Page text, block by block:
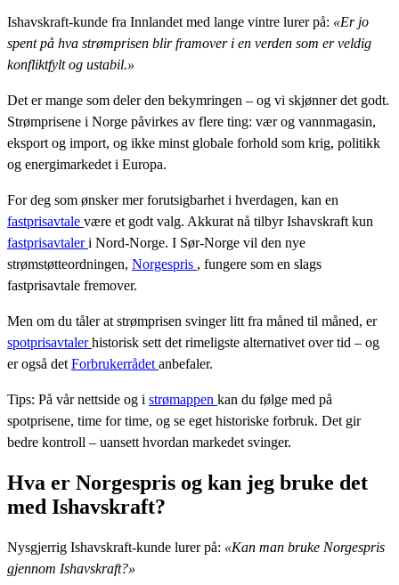
Ishavskraft-kunde fra Innlandet med lange vintre lurer på: «Er jo
spent på hva strømprisen blir framover i en verden som er veldig
konfliktfylt og ustabil.»
Det er mange som deler den bekymringen – og vi skjønner det godt.
Strømprisene i Norge påvirkes av flere ting: vær og vannmagasin,
eksport og import, og ikke minst globale forhold som krig, politikk
og energimarkedet i Europa.
For deg som ønsker mer forutsigbarhet i hverdagen, kan en
fastprisavtale være et godt valg. Akkurat nå tilbyr Ishavskraft kun
fastprisavtaler i Nord-Norge. I Sør-Norge vil den nye
strømstøtteordningen, Norgespris , fungere som en slags
fastprisavtale fremover.
Men om du tåler at strømprisen svinger litt fra måned til måned, er
spotprisavtaler historisk sett det rimeligste alternativet over tid – og
er også det Forbrukerrådet anbefaler.
Tips: På vår nettside og i strømappen kan du følge med på
spotprisene, time for time, og se eget historiske forbruk. Det gir
bedre kontroll – uansett hvordan markedet svinger.
Hva er Norgespris og kan jeg bruke det
med Ishavskraft?
Nysgjerrig Ishavskraft-kunde lurer på: «Kan man bruke Norgespris
gjennom Ishavskraft?»